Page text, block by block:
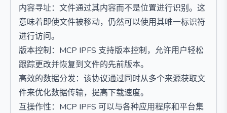
内容寻址：文件通过其内容而不是位置进行识别。这
意味着即使文件被移动，仍然可以使用其唯一标识符
进行访问。
版本控制：MCP IPFS 支持版本控制，允许用户轻松
跟踪更改并恢复到文件的先前版本。
高效的数据分发：该协议通过同时从多个来源获取文
件来优化数据传输，提高下载速度。
互操作性：MCP IPFS 可以与各种应用程序和平台集